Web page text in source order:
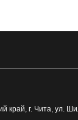
край, г. Чита, ул.